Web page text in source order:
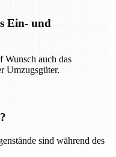
Ein- und
Wunsch auch das
Umzugsgüter.
sind während des